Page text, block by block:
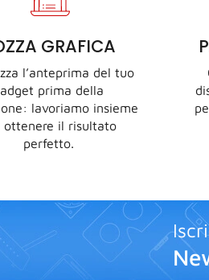
GRAFICA
l’anteprima del tuo
prima della
lavoriamo insieme
ottenere il risultato
perfetto.